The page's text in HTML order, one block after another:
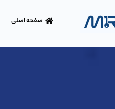
صفحه اصلی